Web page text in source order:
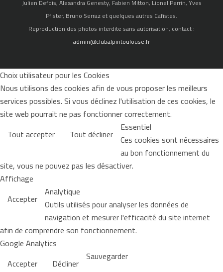
Julien Defois, Alexandra Genesty, Fabien Mitton, Lionel Perrin, Yves
Pfister, Bruno Serraz et quelques autres Cafistes.
Reproduction des photos interdite sans autorisation, contact :
admin@clubalpintoulouse.fr
Choix utilisateur pour les Cookies
Nous utilisons des cookies afin de vous proposer les meilleurs
services possibles. Si vous déclinez l'utilisation de ces cookies, le
site web pourrait ne pas fonctionner correctement.
Tout accepter
Tout décliner Essentiel
Ces cookies sont nécessaires
au bon fonctionnement du
site, vous ne pouvez pas les désactiver.
Affichage
Accepter Analytique
Outils utilisés pour analyser les données de
navigation et mesurer l'efficacité du site internet
afin de comprendre son fonctionnement.
Google Analytics
Accepter
Décliner Sauvegarder